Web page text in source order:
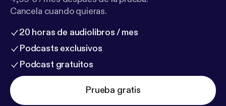
Cancela cuando quieras.
20 horas de audiolibros / mes
Podcasts exclusivos
Podcast gratuitos
Prueba gratis